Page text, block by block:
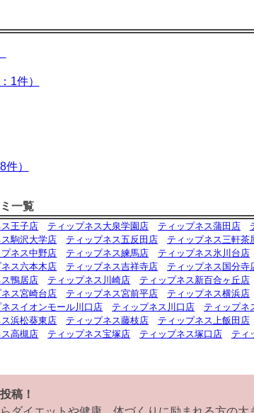
1件）
）
一覧
王子店 ティップネス大泉学園店 ティップネス蒲田店
駒沢大学店 ティップネス五反田店 ティップネス三軒茶
ネス中野店 ティップネス練馬店 ティップネス氷川台店
ス六本木店 ティップネス吉祥寺店 ティップネス国分寺
鴨居店 ティップネス川崎店 ティップネス新百合ヶ丘店
ス宮崎台店 ティップネス宮前平店 ティップネス横浜店
スイオンモール川口店 ティップネス川口店 ティップネ
浜松葵東店 ティップネス藤枝店 ティップネス上飯田店
高槻店 ティップネス宝塚店 ティップネス塚口店 ティ
稿！